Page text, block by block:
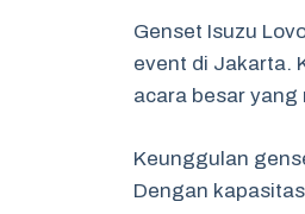
Genset Isuzu
event di Jakarta.
acara besar
Keunggulan
Dengan